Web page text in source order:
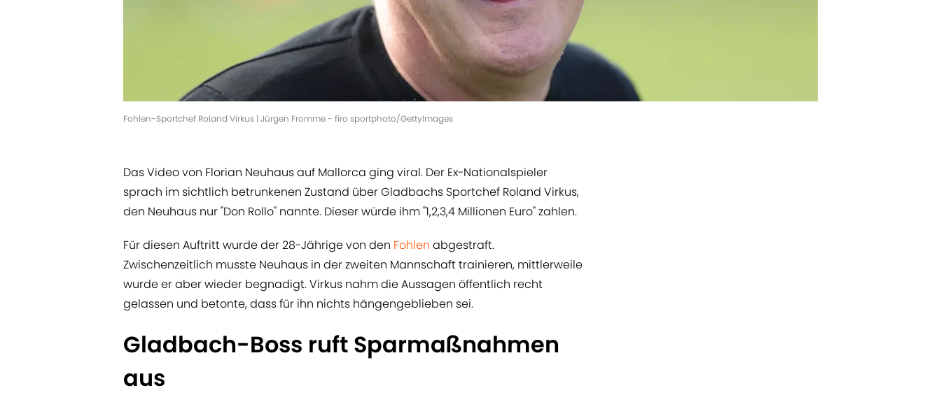
Fohlen-Sportchef Roland Virkus | Jürgen Fromme - firo sportphoto/GettyImages
Das Video von Florian Neuhaus auf Mallorca ging viral. Der Ex-Nationalspieler
sprach im sichtlich betrunkenen Zustand über Gladbachs Sportchef Roland Virkus,
den Neuhaus nur "Don Rollo" nannte. Dieser würde ihm "1,2,3,4 Millionen Euro" zahlen.
Für diesen Auftritt wurde der 28-Jährige von den Fohlen abgestraft.
Zwischenzeitlich musste Neuhaus in der zweiten Mannschaft trainieren, mittlerweile
wurde er aber wieder begnadigt. Virkus nahm die Aussagen öffentlich recht
gelassen und betonte, dass für ihn nichts hängengeblieben sei.
Gladbach-Boss ruft Sparmaßnahmen
aus